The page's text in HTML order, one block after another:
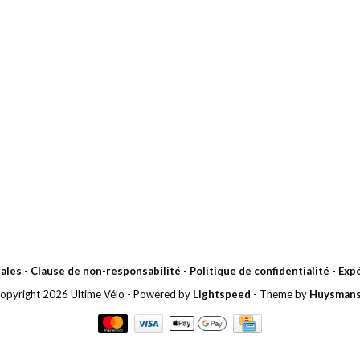
- Clause de non-responsabilité - Politique de confidentialité -
2026 Ultime Vélo - Powered by Lightspeed - Theme by